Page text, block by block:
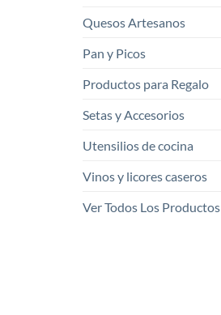
Quesos Artesanos
Pan y Picos
Productos para Regalo
Setas y Accesorios
Utensilios de cocina
Vinos y licores caseros
Ver Todos Los Productos